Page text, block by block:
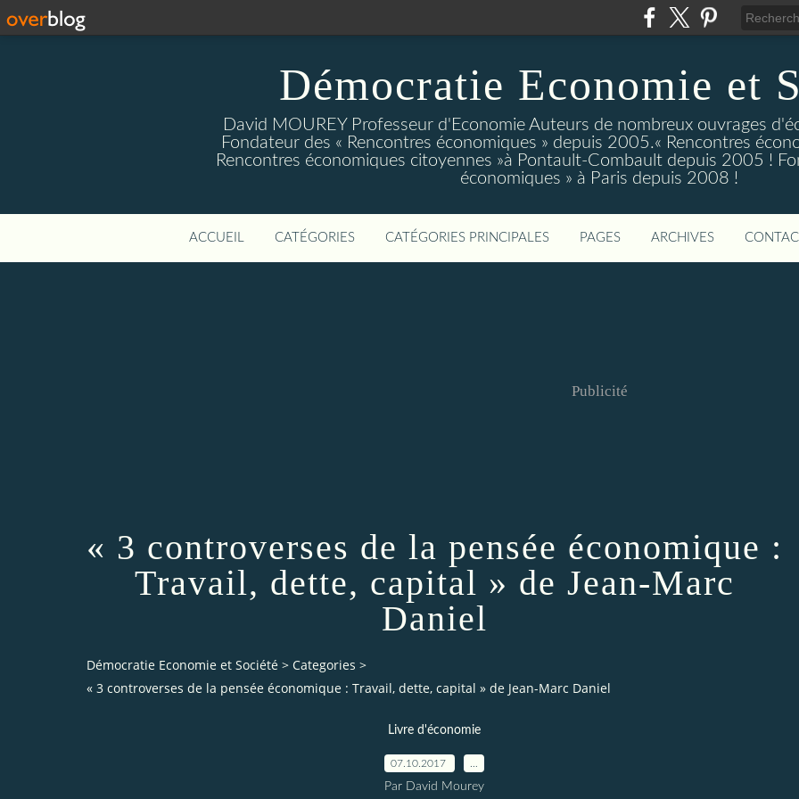
Démocratie Economie et
David MOUREY Professeur d'Economie Auteurs de nombreux ouvrages
Fondateur des « Rencontres économiques » depuis 2005.« Rencontres
Rencontres économiques citoyennes »à Pontault-Combault depuis 2005 !
économiques » à Paris depuis 2008 !
ACCUEIL CATÉGORIES CATÉGORIES PRINCIPALES PAGES ARCHIVES
Publicité
« 3 controverses de la pensée économique :
Travail, dette, capital » de Jean-Marc
Daniel
Démocratie Economie et Société > Categories >
« 3 controverses de la pensée économique : Travail, dette, capital » de Jean-Marc Daniel
Livre d'économie
07.10.2017
Par David Mourey